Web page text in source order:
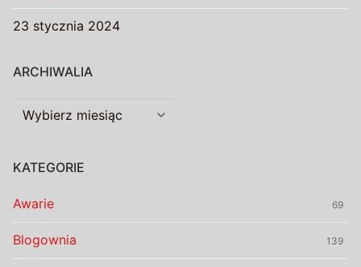
23 stycznia 2024
ARCHIWALIA
Archiwalia
KATEGORIE
Awarie 69
Blogownia 139